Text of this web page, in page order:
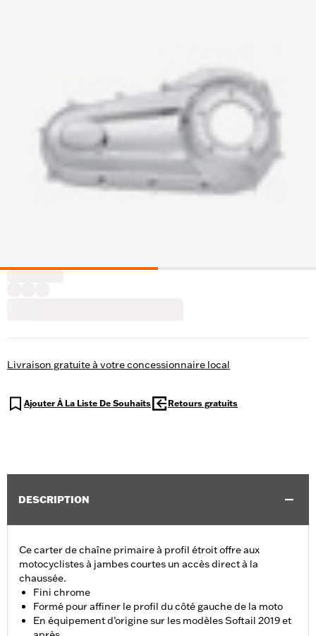
Livraison gratuite à votre concessionnaire local
Ajouter À La Liste De Souhaits Retours gratuits
DESCRIPTION
Ce carter de chaîne primaire à profil étroit offre aux
motocyclistes à jambes courtes un accès direct à la
chaussée.
Fini chrome
Formé pour affiner le profil du côté gauche de la moto
En équipement d’origine sur les modèles Softail 2019 et